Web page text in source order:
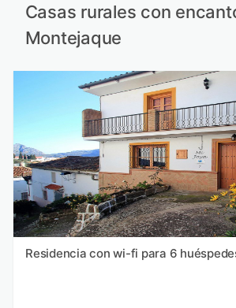
Casas rurales con
Montejaque
Residencia con wi-fi para 6